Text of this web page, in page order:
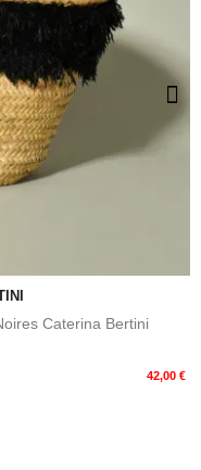
Caterina Bertini
42,00 €